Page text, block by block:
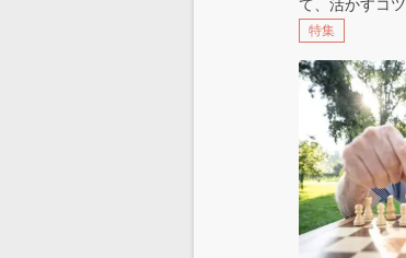
て、活かすコツ
特集